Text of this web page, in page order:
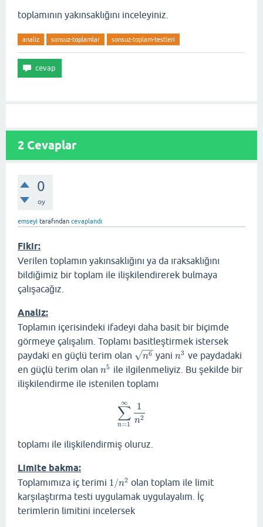
toplamının yakınsaklığını inceleyiniz.
analiz sonsuz-toplamlar sonsuz-toplam-testleri
2 Cevaplar
0
oy
emseyi tarafından cevaplandı
Fikir:
Verilen toplamın yakınsaklığını ya da ıraksaklığını
bildiğimiz bir toplam ile ilişkilendirerek bulmaya
çalışacağız.
Analiz:
Toplamın içerisindeki ifadeyi daha basit bir biçimde
görmeye çalışalım. Toplamı basitleştirmek istersek
paydaki en güçlü terim olan
n6
−−
√
n6 yanin3
n3 ve paydadaki
en güçlü terim olan n5
n5 ile ilgilenmeliyiz. Bu şekilde bir
ilişkilendirme ile istenilen toplamı
∑
n=1
∞ 1
n2
∑n =1∞
toplamı ile ilişkilendirmiş oluruz.
Limite bakma:
Toplamımıza iç terimi 1/n2
1/n2 olan toplam ile limit
karşılaştırma testi uygulamak uygulayalım. İç
terimlerin limitini incelersek